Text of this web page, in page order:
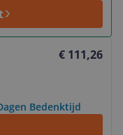
€ 111,26
Bedenktijd